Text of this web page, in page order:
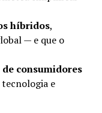
híbridos,
— e que o
consumidores
e